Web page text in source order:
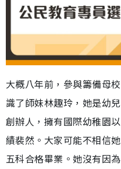
大概八年前，參與籌備母
識了師妹林趣玲，她是幼
創辦人，擁有國際幼稚園
績裴然。大家可能不相信
五科合格畢業。她沒有因